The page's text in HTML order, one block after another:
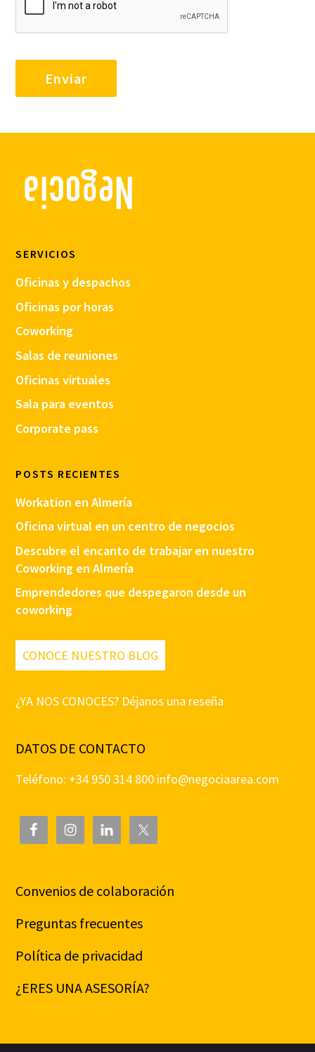
SERVICIOS
Oficinas y despachos
Oficinas por horas
Coworking
Salas de reuniones
Oficinas virtuales
Sala para eventos
Corporate pass
POSTS RECIENTES
Workation en Almería
Oficina virtual en un centro de negocios
Descubre el encanto de trabajar en nuestro
Coworking en Almería
Emprendedores que despegaron desde un
coworking
CONOCE NUESTRO BLOG
¿YA NOS CONOCES? Déjanos una reseña
DATOS DE CONTACTO
Teléfono: +34 950 314 800 info@negociaarea.com
Convenios de colaboración
Preguntas frecuentes
Política de privacidad
¿ERES UNA ASESORÍA?